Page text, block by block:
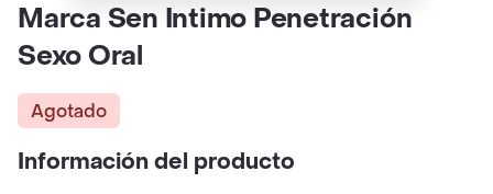
Marca Sen Intimo Penetración
Sexo Oral
Agotado
Información del producto